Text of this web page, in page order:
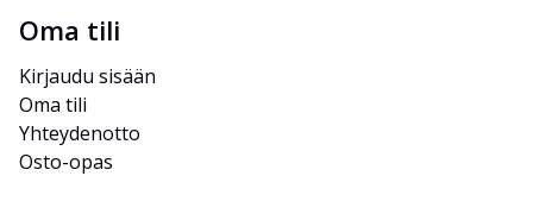
Oma tili
Kirjaudu sisään
Oma tili
Yhteydenotto
Osto-opas